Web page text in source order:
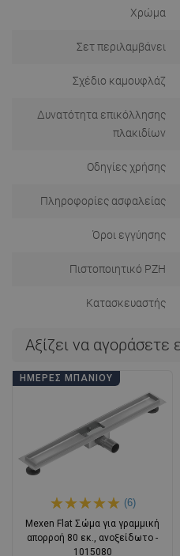
Χρώμα
Σετ περιλαμβάνει
Σχέδιο καμουφλάζ
Δυνατότητα επικόλλησης
πλακιδίων
Οδηγίες χρήσης
Πληροφορίες ασφαλείας
Όροι εγγύησης
Πιστοποιητικό PZH
Κατασκευαστής
Αξίζει να αγοράσετε
ΗΜΈΡΕΣ ΜΠΆΝΙΟΥ
(6)
Mexen Flat Σώμα για γραμμική
απορροή 80 εκ., ανοξείδωτο -
1015080